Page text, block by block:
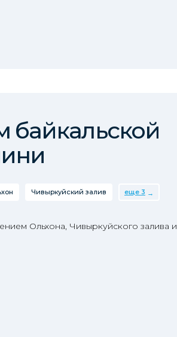
байкальской
Чивыркуйский залив еще 3
Ольхона, Чивыркуйского залива и